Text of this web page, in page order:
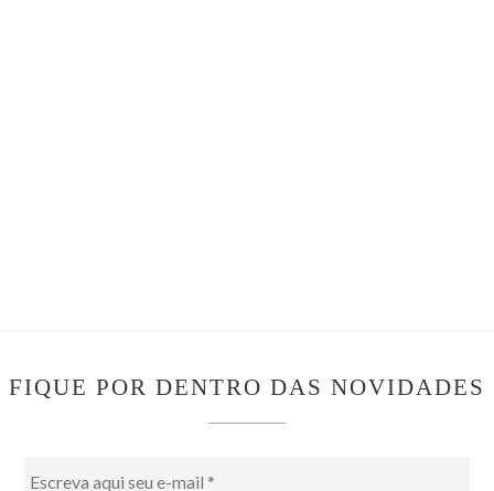
FIQUE POR DENTRO DAS NOVIDADES